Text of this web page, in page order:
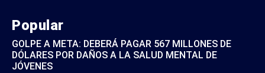
Popular
GOLPE A META: DEBERÁ PAGAR 567 MILLONES DE
DÓLARES POR DAÑOS A LA SALUD MENTAL DE
JÓVENES